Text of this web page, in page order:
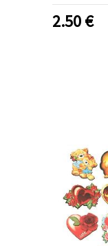
2.50€